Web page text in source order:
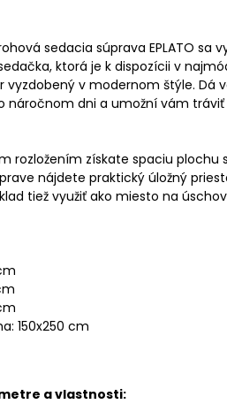
sedacia súprava EPLATO sa
ktorá je k dispozícii v
vyzdobený v modernom štýle. Dá
náročnom dni a umožní vám
rozložením získate spaciu plochu
nájdete praktický úložný
tiež využiť ako miesto na
150x250 cm
a vlastnosti: